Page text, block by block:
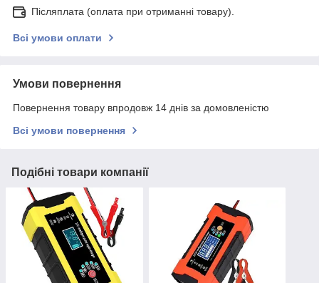
Післяплата (оплата при отриманні товару).
Всі умови оплати
Умови повернення
Повернення товару впродовж 14 днів за домовленістю
Всі умови повернення
Подібні товари компанії